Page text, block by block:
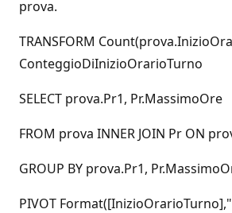
prova.
TRANSFORM
ConteggioDiInizioOrarioTurno
SELECT prova.Pr1, Pr.MassimoOre
FROM prova INNER JOIN Pr ON
GROUP BY prova.Pr1,
PIVOT